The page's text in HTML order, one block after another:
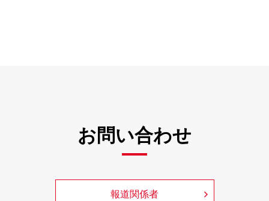
お問い合わせ
報道関係者